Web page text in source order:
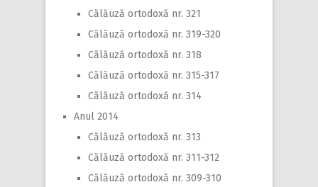
Călăuză ortodoxă nr. 321
Călăuză ortodoxă nr. 319-320
Călăuză ortodoxă nr. 318
Călăuză ortodoxă nr. 315-317
Călăuză ortodoxă nr. 314
Anul 2014
Călăuză ortodoxă nr. 313
Călăuză ortodoxă nr. 311-312
Călăuză ortodoxă nr. 309-310